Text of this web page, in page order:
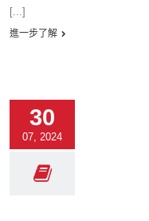
[...]
進一步了解
30
07, 2024